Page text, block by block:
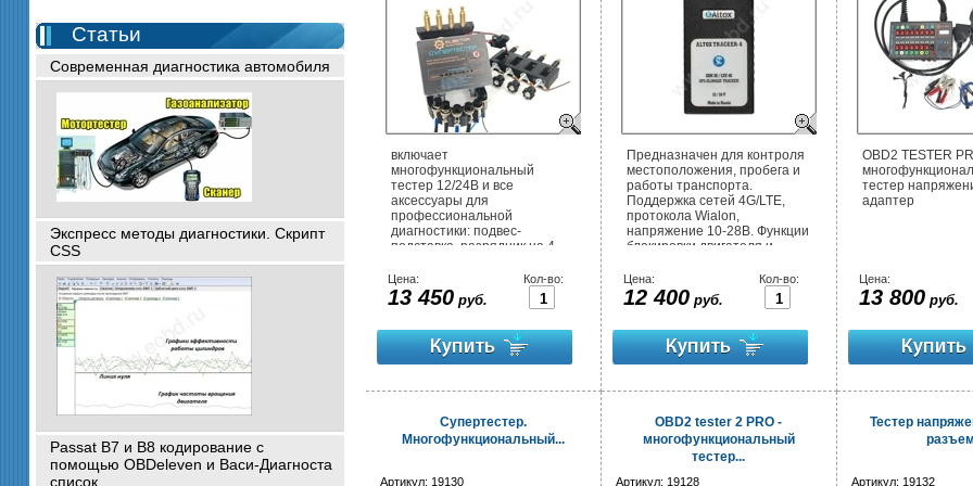
Статьи
Современная диагностика автомобиля
Экспресс методы диагностики. Скрипт
CSS
Passat B7 и B8 кодирование с
помощью OBDeleven и Васи-Диагноста
список.
включает
многофункциональный
тестер 12/24В и все
аксессуары для
профессиональной
диагностики: подвес-
подставка, разрядник на 4
моноблоков (GM) и каталог
распиновок.
Цена:
13 450руб.
Кол-во:
Предназначен для контроля
местоположения, пробега и
работы транспорта.
Поддержка сетей 4G/LTE,
протокола Wialon,
напряжение 10-28В. Функции
блокировки двигателя и
Цена:
12 400руб.
Кол-во:
OBD2 TESTER
тестер
адаптер
Цена:
13 800руб.
Супертестер.
Многофункциональный...
Артикул: 19130
OBD2 tester 2 PRO -
многофункциональный
тестер...
Артикул: 19128
Тестер
Артикул: 19132